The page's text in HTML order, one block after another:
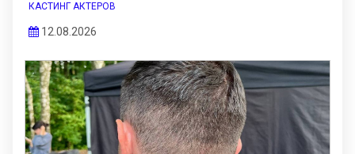
КАСТИНГ АКТЕРОВ
12.08.2026